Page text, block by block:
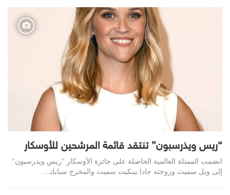
“ريس ويذرسبون” تنتقد قائمة المرشحين للأوسكار
انضمت الممثلة العالمية الحاصلة على جائزة الأوسكار "ريس ويذرسبون"
إلى ويل سميث وزوجته جادا بينكيت سميث والمخرج سبايك…